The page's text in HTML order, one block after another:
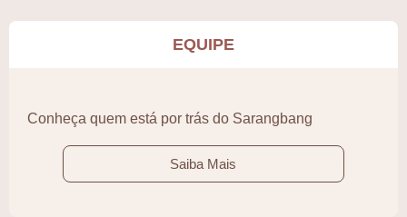
EQUIPE
Conheça quem está por trás do Sarangbang
Saiba Mais